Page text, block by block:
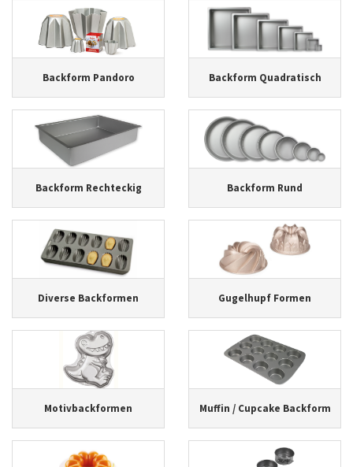
Backform Pandoro Backform Quadratisch
Backform Rechteckig Backform Rund
Diverse Backformen Gugelhupf Formen
Motivbackformen Muffin / Cupcake Backform